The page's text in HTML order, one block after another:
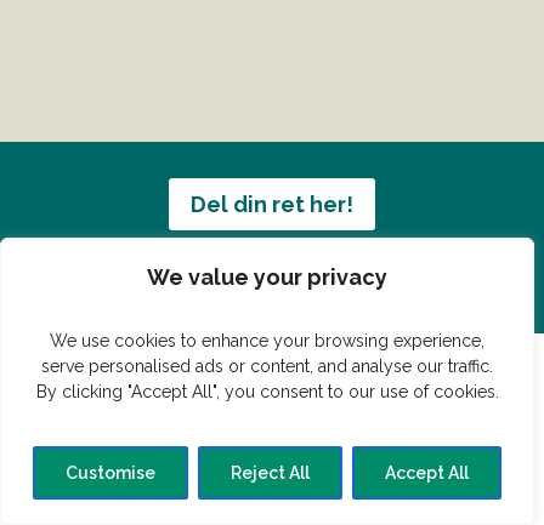
We value your privacy
We use cookies to enhance your browsing experience,
serve personalised ads or content, and analyse our traffic.
By clicking "Accept All", you consent to our use of cookies.
Customise Reject All Accept All
Del din ret her!
Har du en konge ret du vil dele?
© Vildmedmad.dk 2019. God og nem mad!
Forside Gastroshop Madjokes Mad tips
Madblog
Dessert